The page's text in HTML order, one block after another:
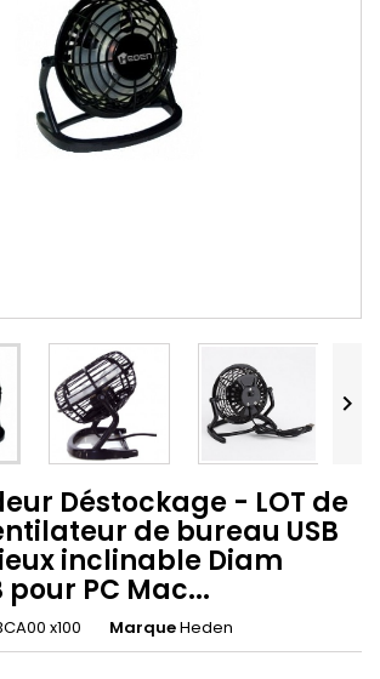

Déstockage - LOT de
de bureau USB
inclinable Diam
pour PC Mac...
x100 MarqueHeden